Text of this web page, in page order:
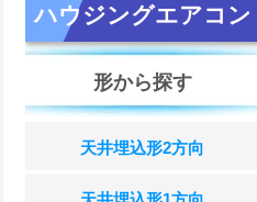
ハウジングエアコン
形から探す
天井埋込形2方向